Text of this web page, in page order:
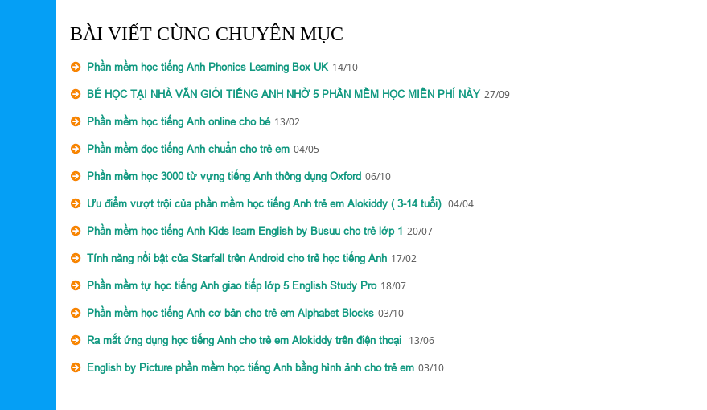
BÀI VIẾT CÙNG CHUYÊN MỤC
Phần mềm học tiếng Anh Phonics Learning Box UK 14/10
BÉ HỌC TẠI NHÀ VẪN GIỎI TIẾNG ANH NHỜ 5 PHẦN MỀM HỌC MIỄN PHÍ NÀY 27/09
Phần mềm học tiếng Anh online cho bé 13/02
Phần mềm đọc tiếng Anh chuẩn cho trẻ em 04/05
Phần mềm học 3000 từ vựng tiếng Anh thông dụng Oxford 06/10
Ưu điểm vượt trội của phần mềm học tiếng Anh trẻ em Alokiddy ( 3-14 tuổi) 04/04
Phần mềm học tiếng Anh Kids learn English by Busuu cho trẻ lớp 1 20/07
Tính năng nổi bật của Starfall trên Android cho trẻ học tiếng Anh 17/02
Phần mềm tự học tiếng Anh giao tiếp lớp 5 English Study Pro 18/07
Phần mềm học tiếng Anh cơ bản cho trẻ em Alphabet Blocks 03/10
Ra mắt ứng dụng học tiếng Anh cho trẻ em Alokiddy trên điện thoại 13/06
English by Picture phần mềm học tiếng Anh bằng hình ảnh cho trẻ em 03/10